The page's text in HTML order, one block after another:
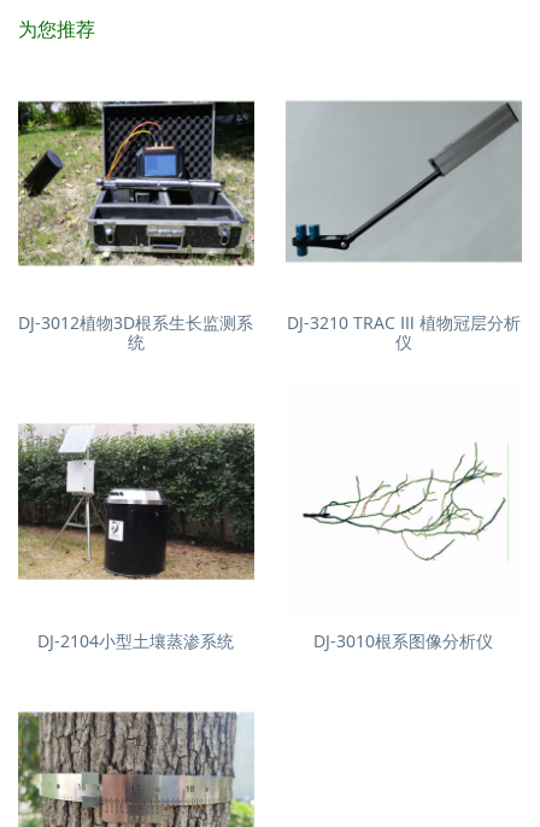
为您推荐
DJ-3012植物3D根系生长监测系
统
DJ-3210 TRAC Ⅲ 植物冠层分析
仪
DJ-2104小型土壤蒸渗系统 DJ-3010根系图像分析仪